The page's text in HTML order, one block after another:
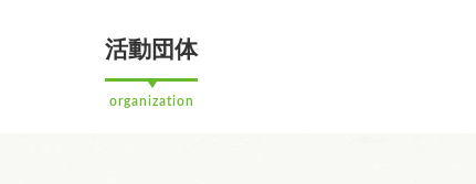
活動団体
organization